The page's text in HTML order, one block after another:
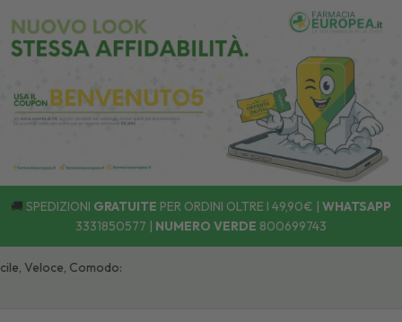
🚚 SPEDIZIONI GRATUITE PER ORDINI OLTRE I 49,90€ | WHATSAPP
3331850577 | NUMERO VERDE 800699743
Veloce, Comodo: